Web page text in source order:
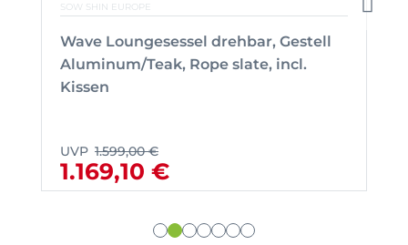
SOW SHIN EUROPE
Wave Loungesessel drehbar, Gestell
Aluminum/Teak, Rope slate, incl.
Kissen
UVP 1.599,00 €
1.169,10 €